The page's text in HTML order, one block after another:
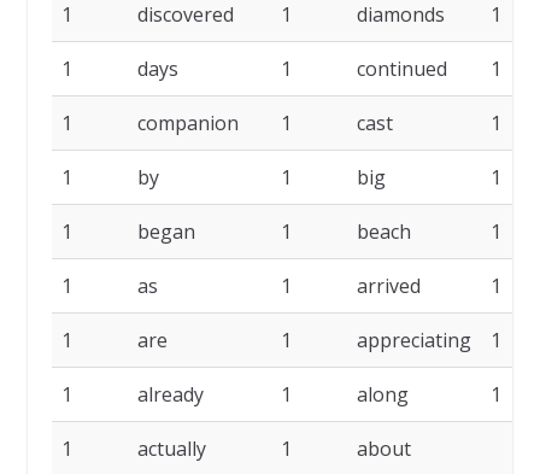
1 discovered 1 diamonds 1
1 days 1 continued 1
1 companion 1 cast 1
1 by 1 big 1
1 began 1 beach 1
1 as 1 arrived 1
1 are 1 appreciating 1
1 already 1 along 1
1 actually 1 about